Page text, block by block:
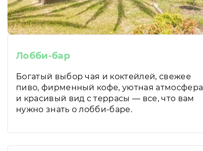
Лобби-бар
Богатый выбор чая и коктейлей, свежее
пиво, фирменный кофе, уютная атмосфера
и красивый вид с террасы — все, что вам
нужно знать о лобби-баре.